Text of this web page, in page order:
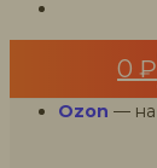
0 ₽
https://
Ozon — на